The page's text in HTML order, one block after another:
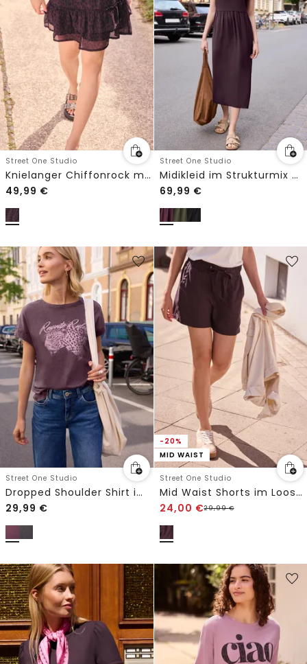
Street One Studio
Knielanger Chiffonrock mit Leo-Print
49,99 €
Street One Studio
Midikleid im Strukturmix mit Rundhals
69,99 €
Street One Studio
Dropped Shoulder Shirt im Washed-Look
29,99 €
-20%
MID WAIST
Street One Studio
Mid Waist Shorts im Loose Fit
24,00 €29,99€